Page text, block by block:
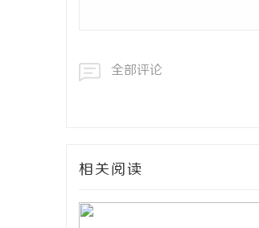
全部评论
相关阅读